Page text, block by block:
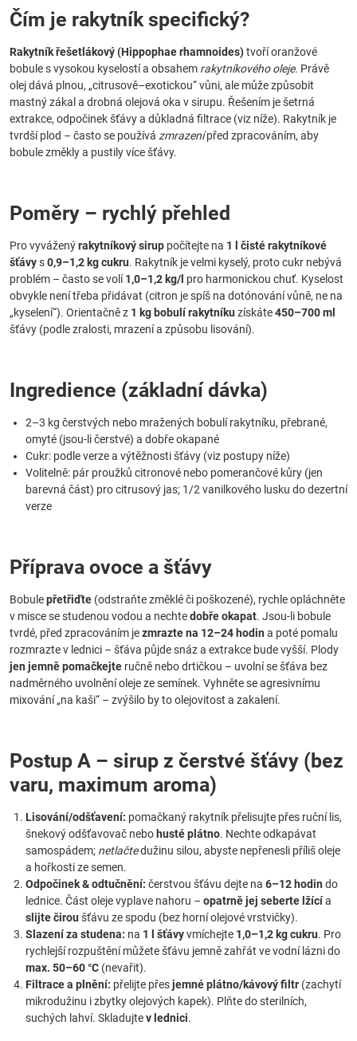
Čím je rakytník specifický?
Rakytník řešetlákový (Hippophae rhamnoides)tvoří oranžové
bobule s vysokou kyselostí a obsahem rakytníkového oleje. Právě
olej dává plnou, „citrusově–exotickou“ vůni, ale může způsobit
mastný zákal a drobná olejová oka v sirupu. Řešením je šetrná
extrakce, odpočinek šťávy a důkladná filtrace (viz níže). Rakytník je
tvrdší plod – často se používá zmrazenípřed zpracováním, aby
bobule změkly a pustily více šťávy.
Poměry – rychlý přehled
Pro vyváženýrakytníkový sirup počítejte na 1 l čisté rakytníkové
šťávys0,9–1,2 kg cukru. Rakytník je velmi kyselý, proto cukr nebývá
problém – často se volí1,0–1,2 kg/l pro harmonickou chuť. Kyselost
obvykle není třeba přidávat (citron je spíš na dotónování vůně, ne na
„kyselení“). Orientačně z 1 kg bobulí rakytníku získáte450–700 ml
šťávy (podle zralosti, mrazení a způsobu lisování).
Ingredience (základní dávka)
2–3 kg čerstvých nebo mražených bobulí rakytníku, přebrané,
omyté (jsou-li čerstvé) a dobře okapané
Cukr: podle verze a výtěžnosti šťávy (viz postupy níže)
Volitelně: pár proužků citronové nebo pomerančové kůry (jen
barevná část) pro citrusový jas; 1/2 vanilkového lusku do dezertní
verze
Příprava ovoce a šťávy
Bobulepřetřiďte (odstraňte změklé či poškozené), rychle opláchněte
v misce se studenou vodou a nechtedobře okapat. Jsou-li bobule
tvrdé, před zpracováním jezmrazte na 12–24 hodin a poté pomalu
rozmrazte v lednici – šťáva půjde snáz a extrakce bude vyšší. Plody
jen jemně pomačkejte ručně nebo drtičkou – uvolní se šťáva bez
nadměrného uvolnění oleje ze semínek. Vyhněte se agresivnímu
mixování „na kaši“ – zvýšilo by to olejovitost a zakalení.
Postup A – sirup z čerstvé šťávy (bez
varu, maximum aroma)
Lisování/odšťavení: pomačkaný rakytník přelisujte přes ruční lis,
šnekový odšťavovač nebo husté plátno. Nechte odkapávat
samospádem; netlačtedužinu silou, abyste nepřenesli příliš oleje
a hořkosti ze semen.
Odpočinek & odtučnění: čerstvou šťávu dejte na 6–12 hodin do
lednice. Část oleje vyplave nahoru – opatrně jej seberte lžícía
slijte čirou šťávu ze spodu (bez horní olejové vrstvičky).
Slazení za studena: na 1 l šťávyvmíchejte 1,0–1,2 kg cukru. Pro
rychlejší rozpuštění můžete šťávu jemně zahřát ve vodní lázni do
max. 50–60 °C (nevařit).
Filtrace a plnění: přelijte přesjemné plátno/kávový filtr (zachytí
mikrodužinu i zbytky olejových kapek). Plňte do sterilních,
suchých lahví. Skladujtev lednici.